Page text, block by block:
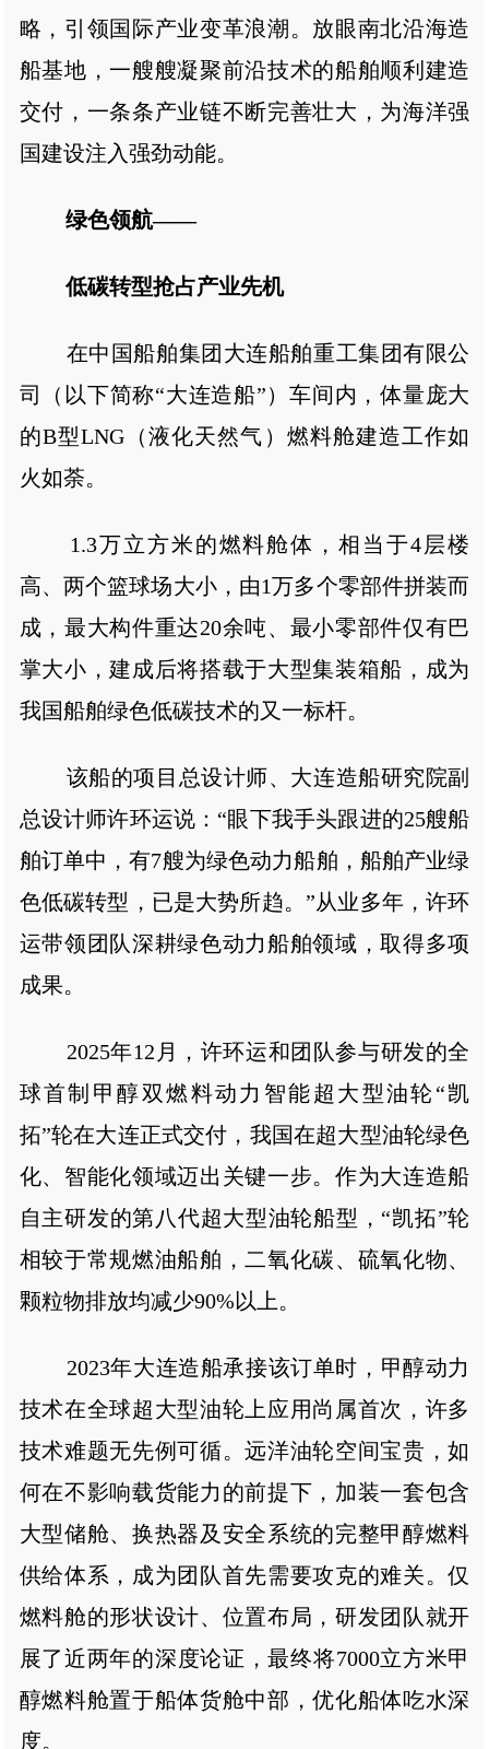
略，引领国际产业变革浪潮。放眼南北沿海造
船基地，一艘艘凝聚前沿技术的船舶顺利建造
交付，一条条产业链不断完善壮大，为海洋强
国建设注入强劲动能。
绿色领航——
低碳转型抢占产业先机
在中国船舶集团大连船舶重工集团有限公
司（以下简称“大连造船”）车间内，体量庞大
的B型LNG（液化天然气）燃料舱建造工作如
火如荼。
1.3万立方米的燃料舱体，相当于4层楼
高、两个篮球场大小，由1万多个零部件拼装而
成，最大构件重达20余吨、最小零部件仅有巴
掌大小，建成后将搭载于大型集装箱船，成为
我国船舶绿色低碳技术的又一标杆。
该船的项目总设计师、大连造船研究院副
总设计师许环运说：“眼下我手头跟进的25艘船
舶订单中，有7艘为绿色动力船舶，船舶产业绿
色低碳转型，已是大势所趋。”从业多年，许环
运带领团队深耕绿色动力船舶领域，取得多项
成果。
2025年12月，许环运和团队参与研发的全
球首制甲醇双燃料动力智能超大型油轮“凯
拓”轮在大连正式交付，我国在超大型油轮绿色
化、智能化领域迈出关键一步。作为大连造船
自主研发的第八代超大型油轮船型，“凯拓”轮
相较于常规燃油船舶，二氧化碳、硫氧化物、
颗粒物排放均减少90%以上。
2023年大连造船承接该订单时，甲醇动力
技术在全球超大型油轮上应用尚属首次，许多
技术难题无先例可循。远洋油轮空间宝贵，如
何在不影响载货能力的前提下，加装一套包含
大型储舱、换热器及安全系统的完整甲醇燃料
供给体系，成为团队首先需要攻克的难关。仅
燃料舱的形状设计、位置布局，研发团队就开
展了近两年的深度论证，最终将7000立方米甲
醇燃料舱置于船体货舱中部，优化船体吃水深
度。